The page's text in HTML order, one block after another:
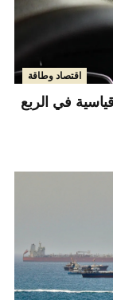
اقتصاد وطاقة
في الربع